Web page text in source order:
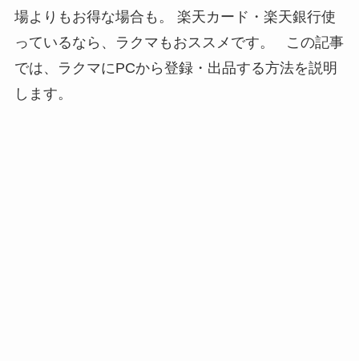
場よりもお得な場合も。 楽天カード・楽天銀行使
っているなら、ラクマもおススメです。 この記事
では、ラクマにPCから登録・出品する方法を説明
します。